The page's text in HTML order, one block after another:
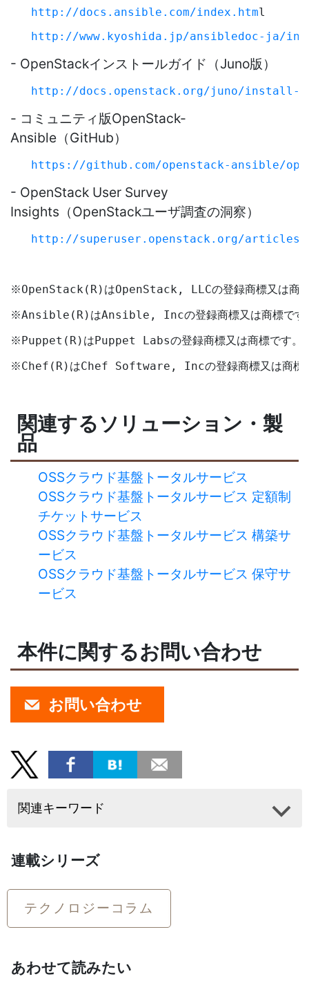
http://docs.ansible.com/index.html
http://www.kyoshida.jp/ansibledoc-ja/
- OpenStackインストールガイド（Juno版）
http://docs.openstack.org/juno/install-
- コミュニティ版OpenStack-
Ansible（GitHub）
https://github.com/openstack-ansible/
- OpenStack User Survey
Insights（OpenStackユーザ調査の洞察）
http://superuser.openstack.org/articles/
※OpenStack(R)はOpenStack, LLCの登録商標又は商
※Ansible(R)はAnsible, Incの登録商標又は商標です
※Puppet(R)はPuppet Labsの登録商標又は商標です。
※Chef(R)はChef Software, Incの登録商標又は商標
関連するソリューション・製
品
OSSクラウド基盤トータルサービス
OSSクラウド基盤トータルサービス 定額制
チケットサービス
OSSクラウド基盤トータルサービス 構築サ
ービス
OSSクラウド基盤トータルサービス 保守サ
ービス
本件に関するお問い合わせ
お問い合わせ
関連キーワード
連載シリーズ
テクノロジーコラム
あわせて読みたい